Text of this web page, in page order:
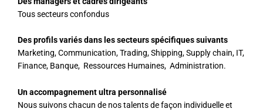
Tous secteurs confondus
Des profils variés dans les secteurs spécifiques suivants
Marketing, Communication, Trading, Shipping, Supply chain, IT,
Finance, Banque, Ressources Humaines, Administration.
Un accompagnement ultra personnalisé
Nous suivons chacun de nos talents de façon individuelle et